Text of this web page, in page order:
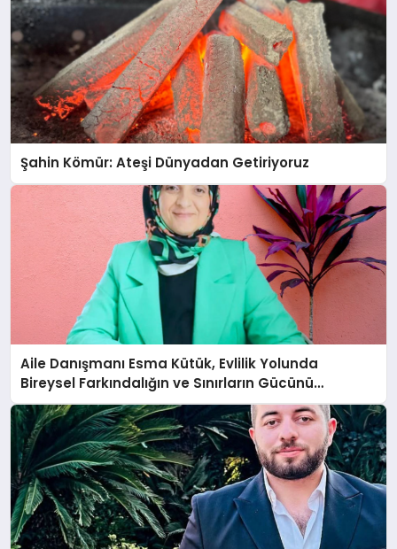
Şahin Kömür: Ateşi Dünyadan Getiriyoruz
Aile Danışmanı Esma Kütük, Evlilik Yolunda
Bireysel Farkındalığın ve Sınırların Gücünü
Anlatıyor